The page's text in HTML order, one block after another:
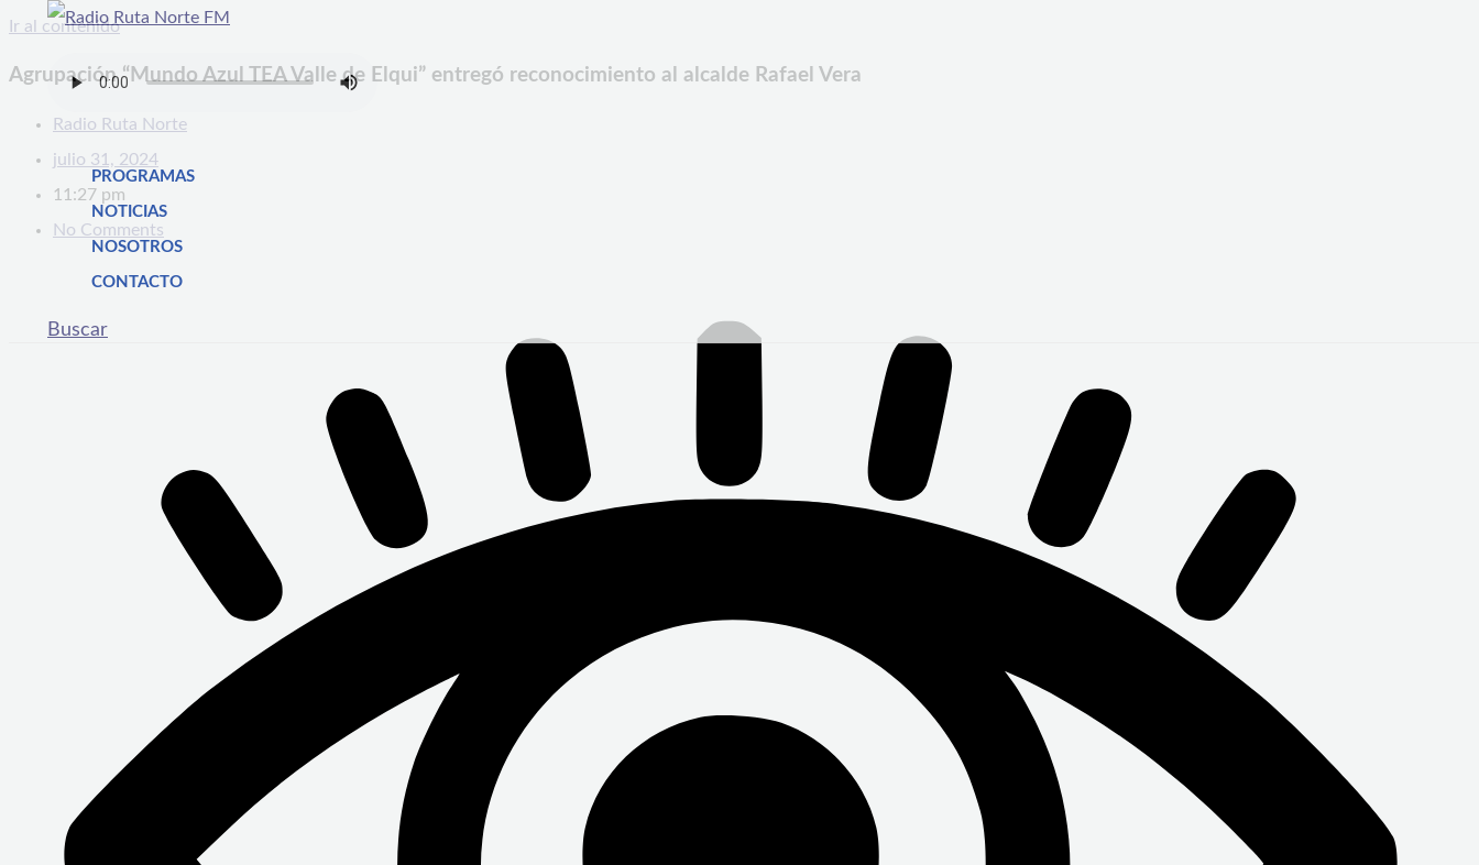
Ir al contenido
PROGRAMAS
NOTICIAS
NOSOTROS
CONTACTO
Buscar
Agrupación “Mundo Azul TEA Valle de Elqui” entregó reconocimiento al alcalde Rafael Vera
Radio Ruta Norte
julio 31, 2024
11:27 pm
No Comments